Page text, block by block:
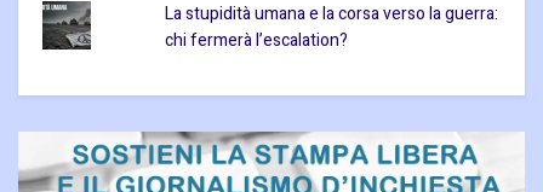
La stupidità umana e la corsa verso la guerra:
chi fermerà l’escalation?